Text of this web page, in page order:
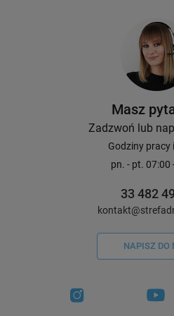
Masz
Zadzwoń lub
Godziny pracy
pn. - pt. 07:00
33 482
NAPISZ DO